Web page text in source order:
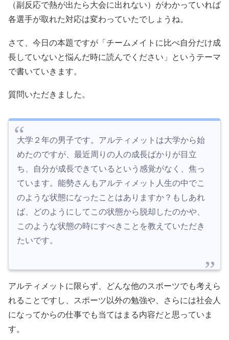
（副反応で熱が出たら大会に出れない）がわかっていれば
各選手が取れた対応は変わっていたでしょうね。
さて、今日の本題ですが「チームメイトに比べ自分だけ成
長していないと悩んだ時に読んでください」というテーマ
で書いていきます。
質問いただきました。
大学２年の男子です。アルティメットは大学から始
めたのですが、最近周りの人の成長ばかりが目立
ち、自分が成長できているという感覚がなく、焦っ
ています。能勢さんもアルティメット人生の中でこ
のような状態になったことはありますか？もしあれ
ば、どのようにしてこの状態から脱却したのかや、
このような状態の時にすべきことを教えていただき
たいです。
アルティメットに限らず、どんな他のスポーツでも考えら
れることですし、スポーツ以外の勉強や、さらには社会人
になってからの仕事でも当てはまる内容だと思っていま
す。